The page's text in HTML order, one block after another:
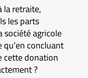
la retraite,
les parts
société agricole
qu’en concluant
cette donation
?